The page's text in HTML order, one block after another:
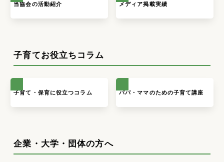
当協会の活動紹介 メディア掲載実績
子育てお役立ちコラム
子育て・保育に役立つコラム パパ・ママのための子育て講座
企業・大学・団体の方へ